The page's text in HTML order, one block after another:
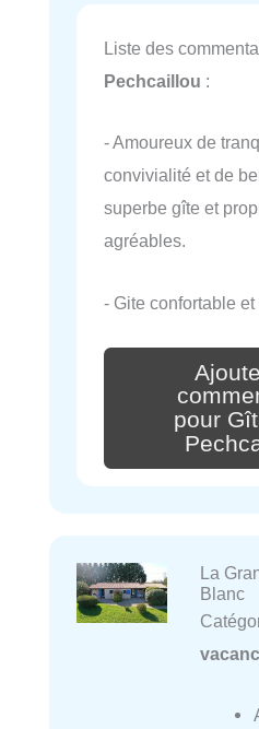
Liste des
Pechcaillou :
- Amoureux de
convivialité et de
superbe gîte et
agréables.
- Gite confortable et
pour
La
Blanc